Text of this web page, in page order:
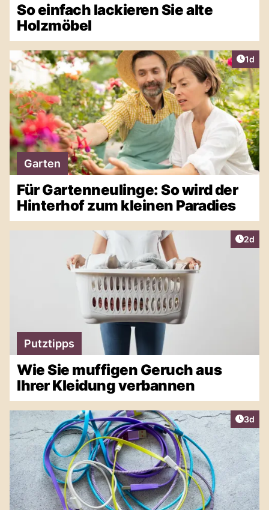
So einfach lackieren Sie alte
Holzmöbel
1d
Garten
Für Gartenneulinge: So wird der
Hinterhof zum kleinen Paradies
2d
Putztipps
Wie Sie muffigen Geruch aus
Ihrer Kleidung verbannen
3d